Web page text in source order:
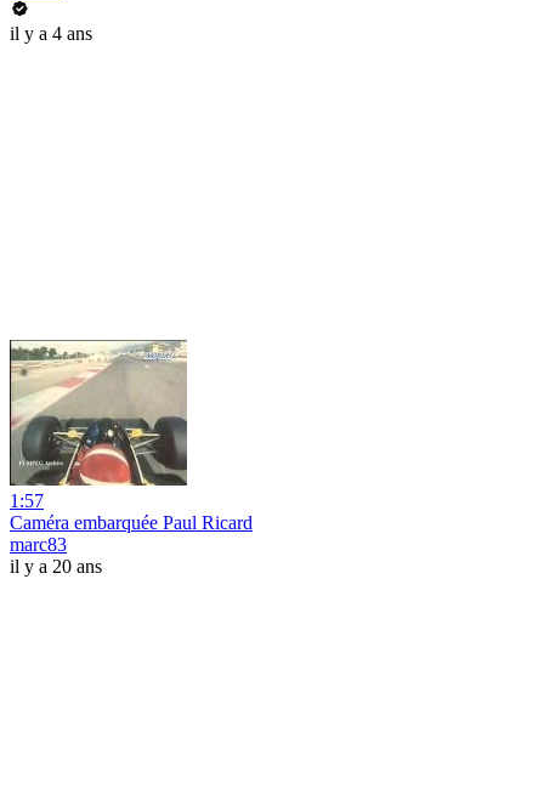
il y a 4 ans
1:57
Caméra embarquée Paul Ricard
marc83
il y a 20 ans